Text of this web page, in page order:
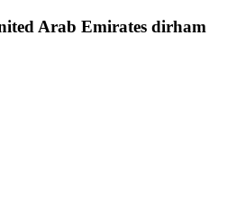
Arab Emirates dirham